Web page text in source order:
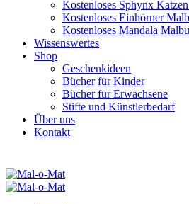
Kostenloses Sphynx
Kostenloses Einhörner
Kostenloses Mandala
Wissenswertes
Shop
Geschenkideen
Bücher für Kinder
Bücher für Erwachsene
Stifte und Künstlerbedarf
Über uns
Kontakt